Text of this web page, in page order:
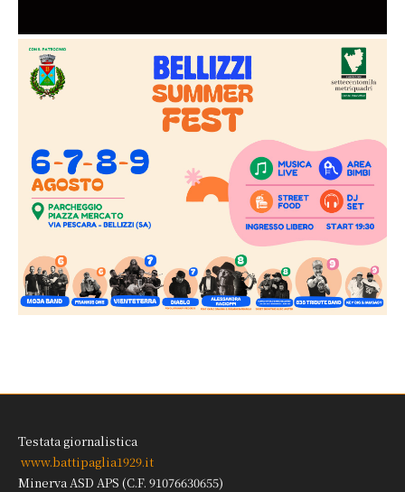
Testata giornalistica
www.battipaglia1929.it
Minerva ASD APS (C.F. 91076630655)